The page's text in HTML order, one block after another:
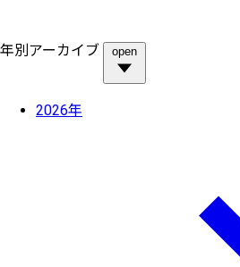
年別アーカイブ open
2026年